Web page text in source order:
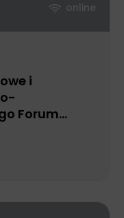
online
i
Forum